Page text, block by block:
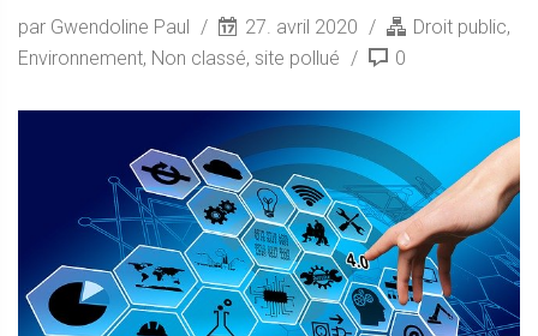
par Gwendoline Paul 27. avril 2020 Droit public,
Environnement, Non classé, site pollué 0